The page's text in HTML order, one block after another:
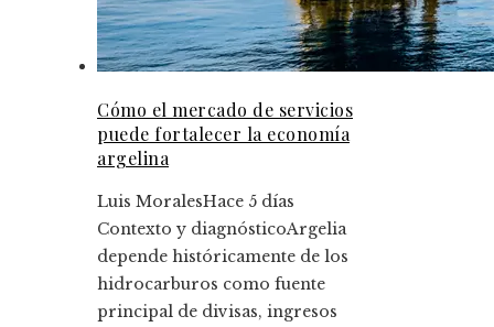
Cómo el mercado de servicios
puede fortalecer la economía
argelina
Luis MoralesHace 5 días
Contexto y diagnósticoArgelia
depende históricamente de los
hidrocarburos como fuente
principal de divisas, ingresos